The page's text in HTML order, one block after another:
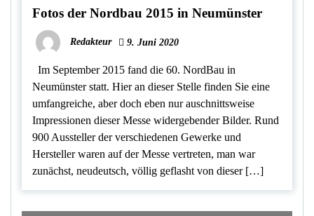
Fotos der Nordbau 2015 in Neumünster
Redakteur 9. Juni 2020
Im September 2015 fand die 60. NordBau in
Neumünster statt. Hier an dieser Stelle finden Sie eine
umfangreiche, aber doch eben nur auschnittsweise
Impressionen dieser Messe widergebender Bilder. Rund
900 Aussteller der verschiedenen Gewerke und
Hersteller waren auf der Messe vertreten, man war
zunächst, neudeutsch, völlig geflasht von dieser […]